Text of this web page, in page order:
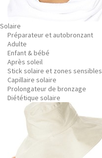
Solaire
Préparateur et autobronzant
Adulte
Enfant & bébé
Après soleil
Stick solaire et zones sensibles
Capillaire solaire
Prolongateur de bronzage
Diététique solaire